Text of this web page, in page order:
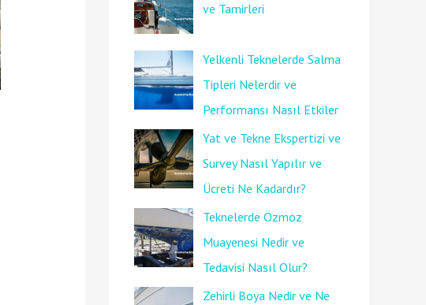
ve Tamirleri
Yelkenli Teknelerde Salma
Tipleri Nelerdir ve
Performansı Nasıl Etkiler
Yat ve Tekne Ekspertizi ve
Survey Nasıl Yapılır ve
Ücreti Ne Kadardır?
Teknelerde Ozmoz
Muayenesi Nedir ve
Tedavisi Nasıl Olur?
Zehirli Boya Nedir ve Ne